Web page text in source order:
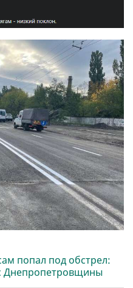
попал под обстрел:
Днепропетровщины